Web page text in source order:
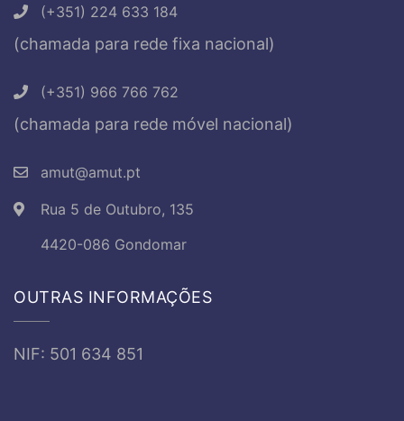
(+351) 224 633 184
(chamada para rede fixa nacional)
(+351) 966 766 762
(chamada para rede móvel nacional)
amut@amut.pt
Rua 5 de Outubro, 135
4420-086 Gondomar
OUTRAS INFORMAÇÕES
NIF: 501 634 851